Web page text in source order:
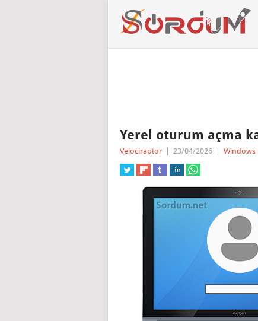
Yerel oturum açma
Velociraptor 23/04/2026 Windows